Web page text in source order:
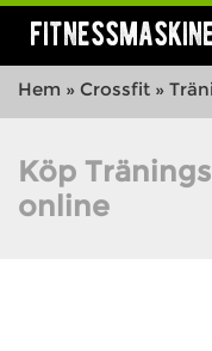
Hem » Crossfit »
Köp
online